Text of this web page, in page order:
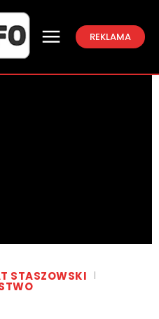
REKLAMA
STASZOWSKI